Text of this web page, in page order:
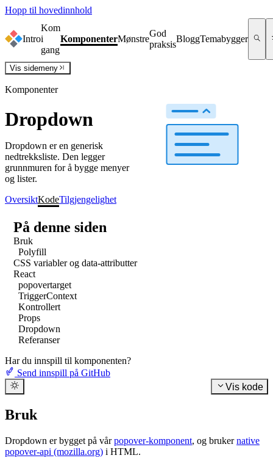
Hopp til hovedinnhold
Intro
Kom
i
gang
KomponenterMønstre
God
praksis
BloggTemabygger
Vis sidemeny
Komponenter
Dropdown
Dropdown er en generisk
nedtrekksliste. Den legger
grunnmuren for å bygge menyer
og lister.
OversiktKodeTilgjengelighet
På denne siden
Bruk
Polyfill
CSS variabler og data-attributter
React
popovertarget
TriggerContext
Kontrollert
Props
Dropdown
Referanser
Har du innspill til komponenten?
Send innspill på GitHub
Vis kode
Bruk
Dropdown er bygget på vårpopover-komponent, og brukernative
popover-api (mozilla.org) i HTML.